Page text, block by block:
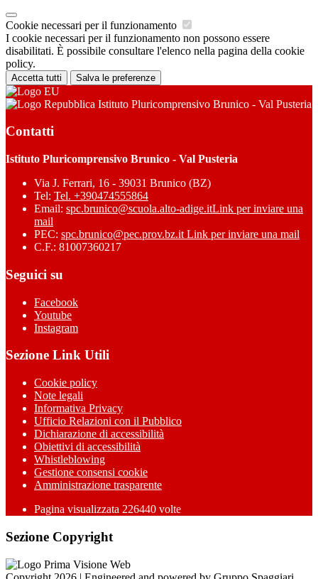
Cookie necessari per il funzionamento
I cookie necessari per il funzionamento non possono essere
disabilitati. È possibile consultare l'elenco nella pagina della cookie
policy.
Accetta tutti Salva le preferenze
Istituto Pluricomprensivo Brunico - Val Pusteria
Contatti
Istituto Pluricomprensivo Brunico - Val Pusteria
Via J. Ferrari, 16 - 39031 Brunico (BZ)
Tel: Tel. +390474555864
Email: spc.brunico@scuola.alto-adige.itLink per inviare una
mail
PEC: spc.brunico@pec.prov.bz.it Link per inviare una mail
C.F.: 81007360217
Seguici su
Facebook
Youtube
Instagram
Sezione Link Utili
Cookie policy
Note legali
Informativa Privacy
Ufficio Relazioni con il Pubblico
Dichiarazione di accessibilità
Obiettivi di accessibilità
Whistleblowing
Gestione consensi cookie
Amministrazione trasparente
Pagina visualizzata 226440 volte
Sezione Copyright